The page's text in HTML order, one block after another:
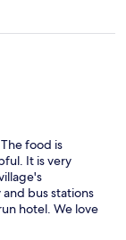
food is
It is very
bus stations
hotel. We love